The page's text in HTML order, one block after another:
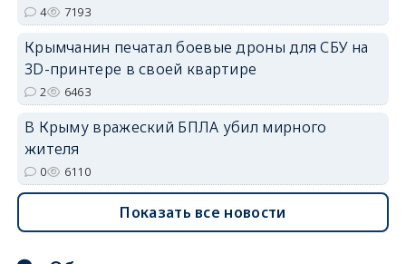
4 7193
Крымчанин печатал боевые дроны для СБУ на
3D-принтере в своей квартире
2 6463
В Крыму вражеский БПЛА убил мирного
жителя
0 6110
Показать все новости